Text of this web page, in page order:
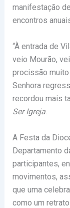
manifestação
encontros
“À entrada de
veio Mourão,
procissão
Senhora
recordou mais
Ser Igreja.
A Festa da
Departamento
participantes,
movimentos,
que uma
como um